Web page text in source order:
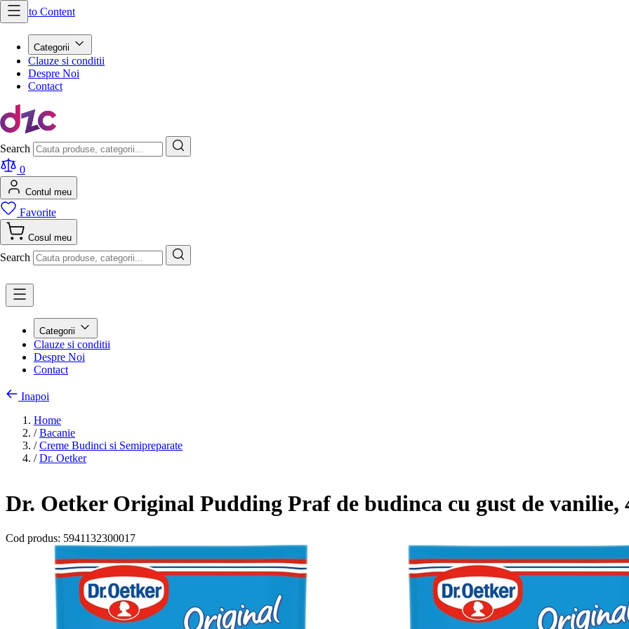
Skip to Content
Categorii
Clauze si conditii
Despre Noi
Contact
Search
0
Contul meu
Favorite
Cosul meu
Search
Categorii
Clauze si conditii
Despre Noi
Contact
Inapoi
Home
/ Bacanie
/ Creme Budinci si Semipreparate
/ Dr. Oetker
Dr. Oetker Original Pudding Praf de budinca cu gust de vanilie,
Cod produs: 5941132300017